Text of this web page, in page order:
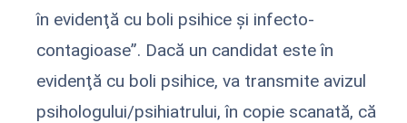
în evidenţă cu boli psihice şi infecto-
contagioase”. Dacă un candidat este în
evidenţă cu boli psihice, va transmite avizul
psihologului/psihiatrului, în copie scanată, că